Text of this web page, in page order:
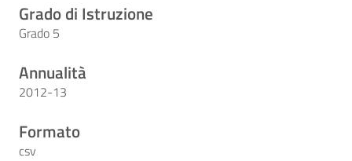
Grado di Istruzione
Grado 5
Annualità
2012-13
Formato
csv